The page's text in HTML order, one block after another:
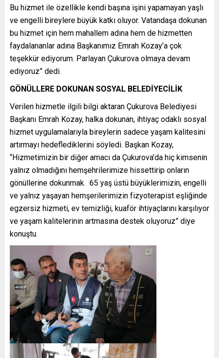
Bu hizmet ile özellikle kendi başına işini yapamayan yaşlı
ve engelli bireylere büyük katkı oluyor. Vatandaşa dokunan
bu hizmet için hem mahallem adına hem de hizmetten
faydalananlar adına Başkanımız Emrah Kozay’a çok
teşekkür ediyorum. Parlayan Çukurova olmaya devam
ediyoruz” dedi.
GÖNÜLLERE DOKUNAN SOSYAL BELEDİYECİLİK
Verilen hizmetle ilgili bilgi aktaran Çukurova Belediyesi
Başkanı Emrah Kozay, halka dokunan, ihtiyaç odaklı sosyal
hizmet uygulamalarıyla bireylerin sadece yaşam kalitesini
artırmayı hedeflediklerini söyledi. Başkan Kozay,
“Hizmetimizin bir diğer amacı da Çukurova’da hiç kimsenin
yalnız olmadığını hemşehrilerimize hissettirip onların
gönüllerine dokunmak. 65 yaş üstü büyüklerimizin, engelli
ve yalnız yaşayan hemşerilerimizin fizyoterapist eşliğinde
egzersiz hizmeti, ev temizliği, kuaför ihtiyaçlarını karşılıyor
ve yaşam kalitelerinin artmasına destek oluyoruz” diye
konuştu.